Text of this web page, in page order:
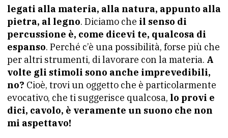
legati alla materia, alla natura, appunto alla
pietra, al legno. Diciamo che il senso di
percussione è, come dicevi te, qualcosa di
espanso. Perché c’è una possibilità, forse più che
per altri strumenti, di lavorare con la materia. A
volte gli stimoli sono anche imprevedibili,
no? Cioè, trovi un oggetto che è particolarmente
evocativo, che ti suggerisce qualcosa, lo provi e
dici, cavolo, è veramente un suono che non
mi aspettavo!